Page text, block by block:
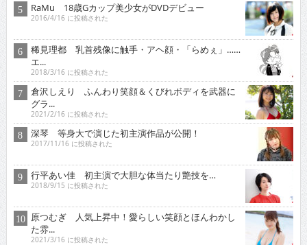
RaMu 18歳Gカップ美少女がDVDデビュー
2016/4/16 に投稿された
稀見理都 乳首残像に触手・アヘ顔・「らめぇ」……
エ...
2018/3/16 に投稿された
倉沢しえり ふんわり笑顔＆くびれボディを武器に
グラ...
2021/2/16 に投稿された
深琴 等身大で演じた初主演作品が公開！
2017/11/16 に投稿された
行平あい佳 初主演で大胆な体当たり艶技を…
2018/9/15 に投稿された
原つむぎ 人気上昇中！愛らしい笑顔とほんわかし
た雰...
2021/3/16 に投稿された